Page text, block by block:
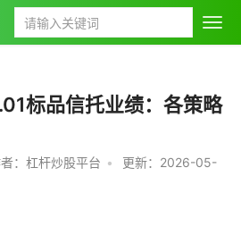
标品信托业绩：各策略
：杠杆炒股平台 •
更新：2026-05-